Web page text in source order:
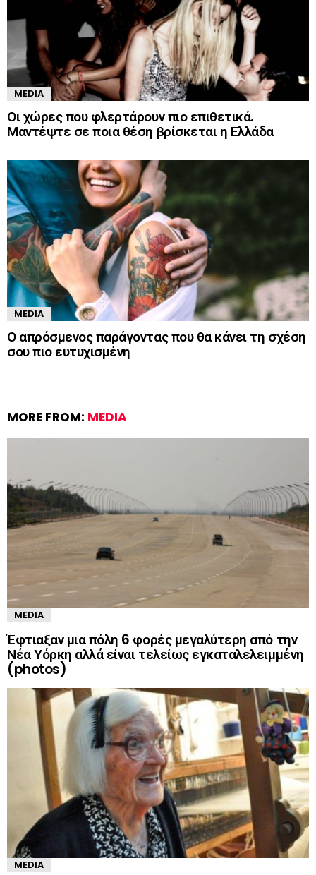
MEDIA
Οι χώρες που φλερτάρουν πιο επιθετικά.
Μαντέψτε σε ποια θέση βρίσκεται η Ελλάδα
MEDIA
Ο απρόσμενος παράγοντας που θα κάνει τη σχέση
σου πιο ευτυχισμένη
MORE FROM: MEDIA
MEDIA
Έφτιαξαν μια πόλη 6 φορές μεγαλύτερη από την
Νέα Υόρκη αλλά είναι τελείως εγκαταλελειμμένη
(photos)
MEDIA